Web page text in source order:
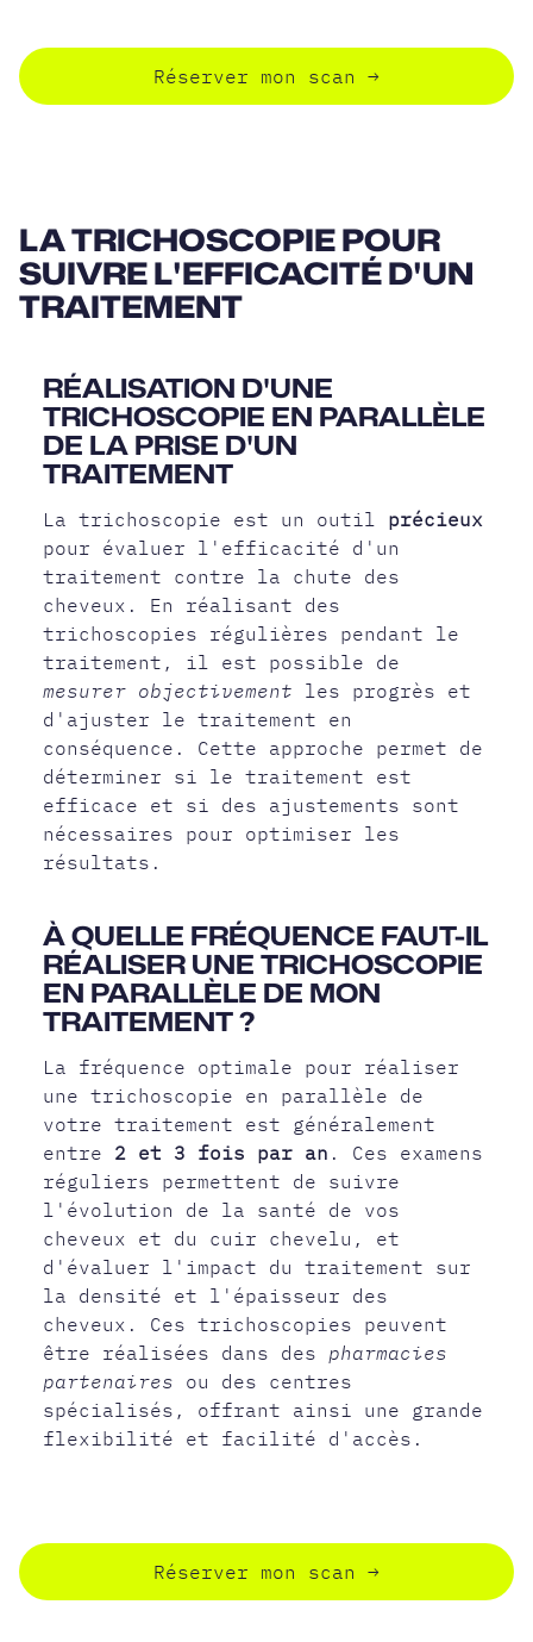
Réserver mon scan →
LA TRICHOSCOPIE POUR
SUIVRE L'EFFICACITÉ D'UN
TRAITEMENT
RÉALISATION D'UNE
TRICHOSCOPIE EN PARALLÈLE
DE LA PRISE D'UN
TRAITEMENT
La trichoscopie est un outil précieux
pour évaluer l'efficacité d'un
traitement contre la chute des
cheveux. En réalisant des
trichoscopies régulières pendant le
traitement, il est possible de
mesurer objectivement les progrès et
d'ajuster le traitement en
conséquence. Cette approche permet de
déterminer si le traitement est
efficace et si des ajustements sont
nécessaires pour optimiser les
résultats.
À QUELLE FRÉQUENCE FAUT-IL
RÉALISER UNE TRICHOSCOPIE
EN PARALLÈLE DE MON
TRAITEMENT ?
La fréquence optimale pour réaliser
une trichoscopie en parallèle de
votre traitement est généralement
entre 2 et 3 fois par an . Ces examens
réguliers permettent de suivre
l'évolution de la santé de vos
cheveux et du cuir chevelu, et
d'évaluer l'impact du traitement sur
la densité et l'épaisseur des
cheveux. Ces trichoscopies peuvent
être réalisées dans des pharmacies
partenaires ou des centres
spécialisés, offrant ainsi une grande
flexibilité et facilité d'accès.
Réserver mon scan →